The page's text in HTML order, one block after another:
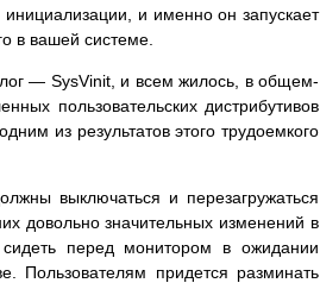
и именно он запускает
в вашей системе.
— SysVinit, и всем жилось, в общем-
пользовательских дистрибутивов
из результатов этого трудоемкого
выключаться и перезагружаться
довольно значительных изменений в
перед монитором в ожидании
Пользователям придется разминать